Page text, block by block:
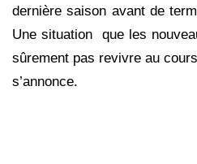
dernière saison avant de
Une situation que les
sûrement pas revivre au
s’annonce.